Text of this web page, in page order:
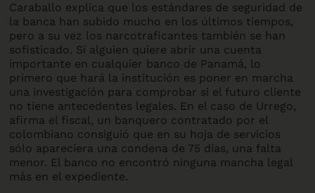
Caraballo explica que los estándares de seguridad de
la banca han subido mucho en los últimos tiempos,
pero a su vez los narcotraficantes también se han
sofisticado. Si alguien quiere abrir una cuenta
importante en cualquier banco de Panamá, lo
primero que hará la institución es poner en marcha
una investigación para comprobar si el futuro cliente
no tiene antecedentes legales. En el caso de Urrego,
afirma el fiscal, un banquero contratado por el
colombiano consiguió que en su hoja de servicios
sólo apareciera una condena de 75 días, una falta
menor. El banco no encontró ninguna mancha legal
más en el expediente.